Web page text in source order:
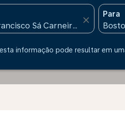
close
Para
informação pode resultar em